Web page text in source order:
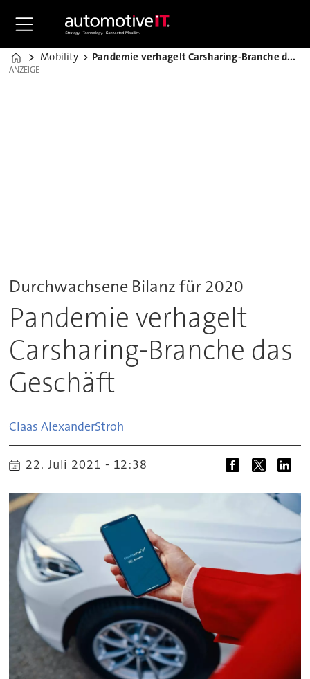
Home
Mobility Pandemie verhagelt Carsharing-Branche das Geschäft
ANZEIGE
ANZEIGE
Durchwachsene Bilanz für 2020
Pandemie verhagelt
Carsharing-Branche das
Geschäft
Claas AlexanderStroh
22. Juli 2021 - 12:38